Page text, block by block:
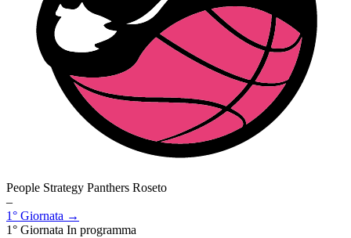
People Strategy Panthers Roseto
–
1° Giornata →
1° Giornata In programma